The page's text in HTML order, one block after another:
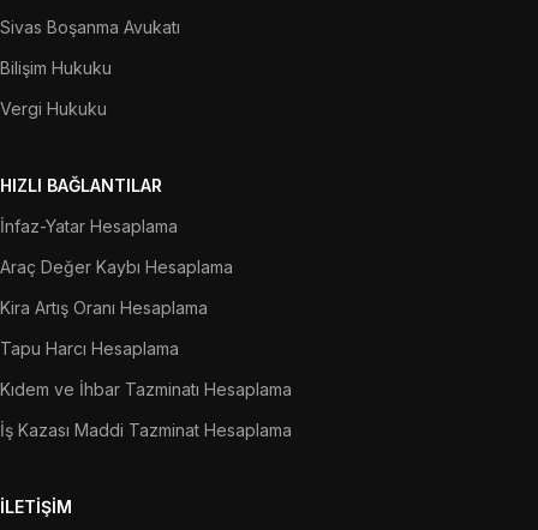
Sivas Boşanma Avukatı
Bilişim Hukuku
Vergi Hukuku
HIZLI BAĞLANTILAR
İnfaz-Yatar Hesaplama
Araç Değer Kaybı Hesaplama
Kira Artış Oranı Hesaplama
Tapu Harcı Hesaplama
Kıdem ve İhbar Tazminatı Hesaplama
İş Kazası Maddi Tazminat Hesaplama
İLETIŞIM